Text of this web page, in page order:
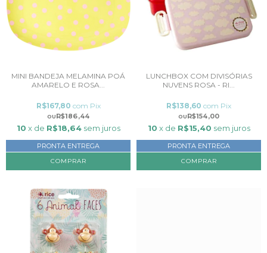
MINI BANDEJA MELAMINA POÁ
AMARELO E ROSA...
R$186,44
R$167,80 com Pix
10 x de R$18,64 sem juros
PRONTA ENTREGA
LUNCHBOX COM DIVISÓRIAS
NUVENS ROSA - RI...
R$154,00
R$138,60 com Pix
10 x de R$15,40 sem juros
PRONTA ENTREGA